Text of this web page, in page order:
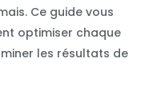
Ce guide vous
optimiser chaque
les résultats de